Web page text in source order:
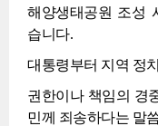
해양생태공원 조성
습니다.
대통령부터 지역 정
권한이나 책임의 경
민께 죄송하다는 말